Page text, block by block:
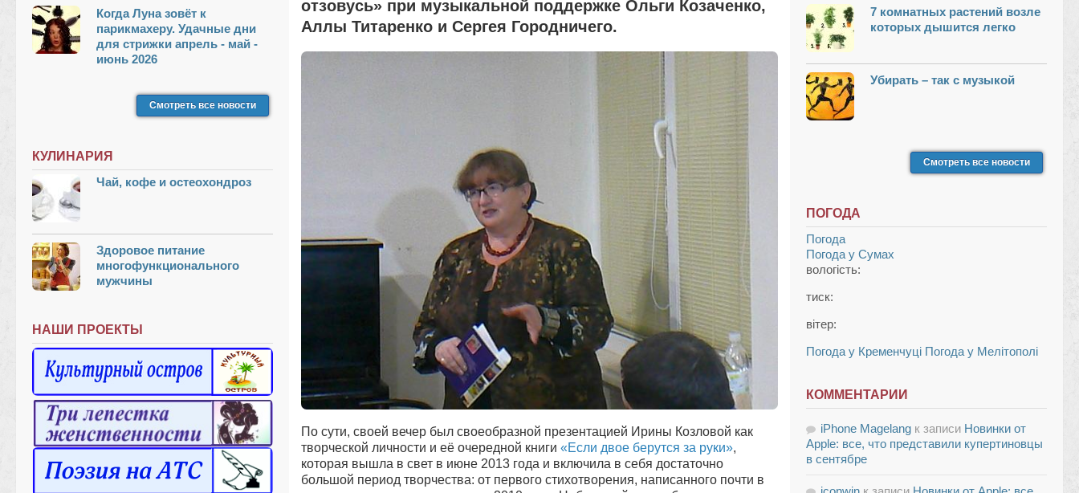
отзовусь» при музыкальной поддержке Ольги Козаченко,
Аллы Титаренко и Сергея Городничего.
По сути, своей вечер был своеобразной презентацией Ирины Козловой как
творческой личности и её очередной книги «Если двое берутся за руки»,
которая вышла в свет в июне 2013 года и включила в себя достаточно
большой период творчества: от первого стихотворения, написанного почти в
Когда Луна зовёт к
парикмахеру. Удачные дни
для стрижки апрель - май -
июнь 2026
Смотреть все новости
КУЛИНАРИЯ
Чай, кофе и остеохондроз
Здоровое питание
многофункционального
мужчины
НАШИ ПРОЕКТЫ
7 комнатных растений возле
которых дышится легко
Убирать – так с музыкой
Смотреть все новости
ПОГОДА
Погода
Погода у Сумах
вологість:
тиск:
вітер:
Погода у Кременчуці Погода у Мелітополі
КОММЕНТАРИИ
iPhone Magelang к записи Новинки от
Apple: все, что представили купертиновцы
в сентябре